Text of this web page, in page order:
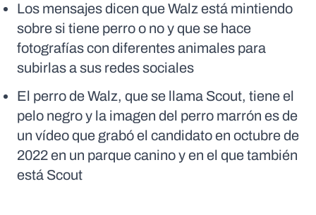
Los mensajes dicen que Walz está mintiendo
sobre si tiene perro o no y que se hace
fotografías con diferentes animales para
subirlas a sus redes sociales
El perro de Walz, que se llama Scout, tiene el
pelo negro y la imagen del perro marrón es de
un vídeo que grabó el candidato en octubre de
2022 en un parque canino y en el que también
está Scout